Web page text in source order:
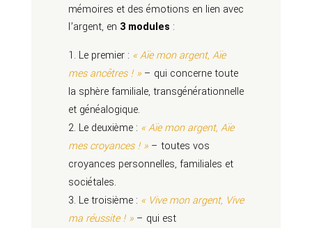
mémoires et des émotions en lien avec
l’argent, en 3 modules :
Le premier : « Aïe mon argent, Aïe
mes ancêtres ! » – qui concerne toute
la sphère familiale, transgénérationnelle
et généalogique.
Le deuxième : « Aïe mon argent, Aïe
mes croyances ! » – toutes vos
croyances personnelles, familiales et
sociétales.
Le troisième : « Vive mon argent, Vive
ma réussite ! » – qui est